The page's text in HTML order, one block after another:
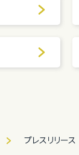
プレスリリース